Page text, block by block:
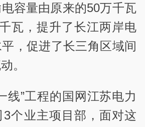
容量由原来的50万千瓦
瓦，提升了长江两岸电
，促进了长三角区域间
。
线”工程的国网江苏电力
个业主项目部，面对这